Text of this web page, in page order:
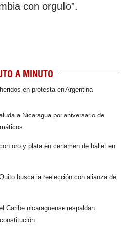
con orgullo”.
A MINUTO
en protesta en Argentina
a Nicaragua por aniversario de
oro y plata en certamen de ballet en
busca la reelección con alianza de
Caribe nicaragüense respaldan